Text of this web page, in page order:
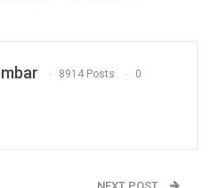
8914 Posts 0